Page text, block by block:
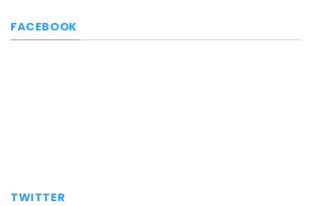
FACEBOOK
TWITTER